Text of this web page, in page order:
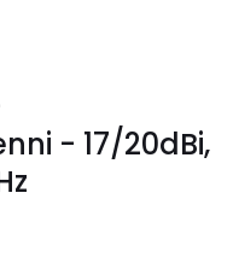
- 17/20dBi,